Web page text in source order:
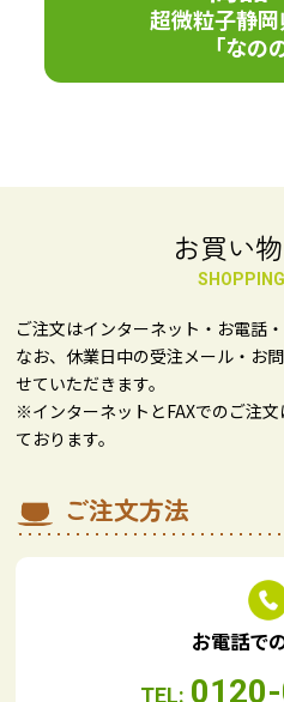
超微粒子静
「なの
お買い
ご注文はインターネット・お電話・
なお、休業日中の受注メール・お
せていただきます。
※インターネットとFAXでのご注
ております。
ご注文方法
お電話で
TEL: